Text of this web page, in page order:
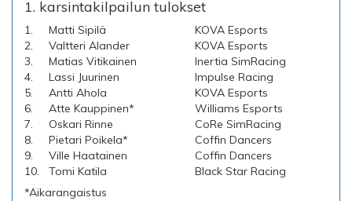
1. karsintakilpailun tulokset
1. Matti Sipilä
KOVA Esports
2.
Valtteri Alander
KOVA Esports
3.
Matias Vitikainen
Inertia SimRacing
4.
Lassi Juurinen
Impulse Racing
5.
Antti Ahola
KOVA Esports
6.
Atte Kauppinen*
Williams Esports
7.
Oskari Rinne
CoRe SimRacing
8.
Pietari Poikela*
Coffin Dancers
9.
Ville Haatainen
Coffin Dancers
10.
Tomi Katila
Black Star Racing
*Aikarangaistus